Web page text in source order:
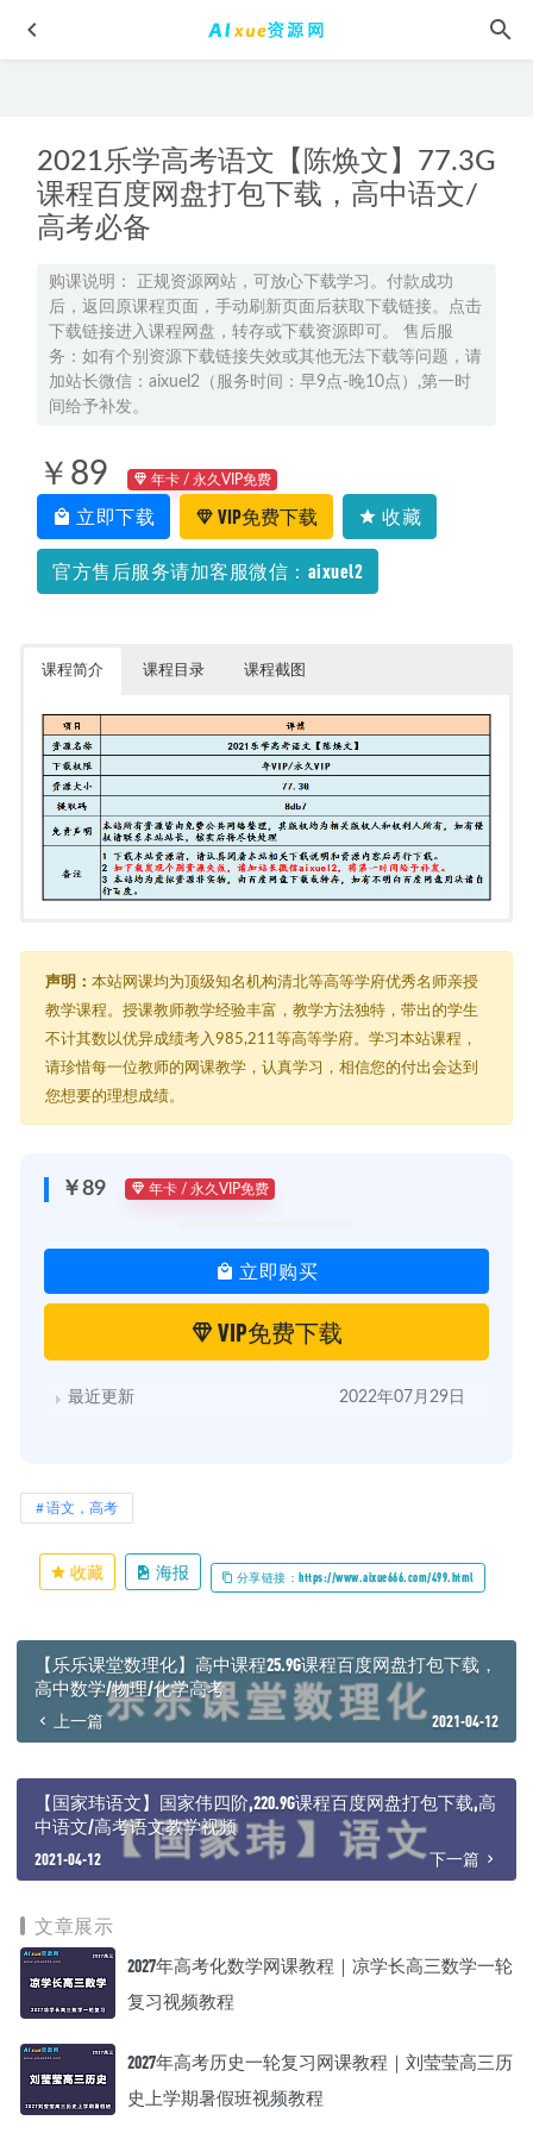
2021乐学高考语文【陈焕文】77.3G
课程百度网盘打包下载，高中语文/
高考必备
购课说明： 正规资源网站，可放心下载学习。付款成功
后，返回原课程页面，手动刷新页面后获取下载链接。点击
下载链接进入课程网盘，转存或下载资源即可。 售后服
务：如有个别资源下载链接失效或其他无法下载等问题，请
加站长微信：aixuel2（服务时间：早9点-晚10点）,第一时
间给予补发。
￥89 年卡 / 永久VIP免费
立即下载 VIP免费下载 收藏
官方售后服务请加客服微信：aixuel2
课程简介 课程目录 课程截图
┣━━2021高考语文【陈焕文】第二阶段 [47.9G]
┃ ┣━━讲义 [1.5M]
┃ ┃ ┣━━03.04新.pdf [404.6K]
┃ ┃ ┗━━05.06新.pdf [581.3K]
┃ ┣━━1读懂古诗词.mp4 [346.3M]
┃ ┣━━2读懂古诗词下深层信息把握新.mp4 [389.5M]
┃ ┣━━6词语运用2新.mp4 [898.1M]
┃ ┣━━7病句的分析与修改.mp4 [721.3M]
┃ ┣━━9标点图文仿写.mp4 [1.1G]
┃ ┣━━10标点图文仿写.mp4 [1.1G]
┃ ┣━━11语文期中.mp4 [1.4G]
┃ ┣━━12.wmv [817M]
┃ ┣━━13.mp4 [323.7M]
┃ ┣━━14 -1.mp4 [1.1G]
┃ ┣━━15.mp4 [6.7G]
┃ ┣━━18.mp4 [8.4G]
┃ ┣━━19.mp4 [7.7G]
┃ ┗━━21几个实用锦囊下.mp4 [522M]
┣━━2021高考语文【陈焕文】第三阶段 [8.7G]
┃ ┃ ┣━━2021语文第三阶段5~6.pdf [2M]
┃ ┃ ┣━━2021语文第三阶段5~6答案示例.pdf [1.1M]
┃ ┃ ┣━━2021语文第三阶段7~8.pdf [2.4M]
┃ ┃ ┣━━2021语文第三阶段9~10.pdf [2.2M]
┃ ┃ ┗━━更新必看.pdf [1.2M]
┃ ┣━━03论述及实用类文本选择实战突破上.mp4 [1.2G]
┃ ┣━━04.论述及实用类文本选择题实战突破（下）_.mp4 [224.5M]
┃ ┣━━05.论述及实用类文本易错点和重难点（上）_.mp4 [258.6M]
┃ ┣━━06.论述及实用类文本易错点和重难点（下）_.mp4 [365.7M]
┃ ┣━━08.小说阅读的易错点和重难点（下）.mp4 [457.6M]
┃ ┣━━09.散文及现代诗歌阅读的易错点和重难点（上）.mp4
┃ ┣━━10.散文及现代诗歌阅读的易错点和重难点（下）.mp4
[444.3M]
┃ ┣━━11.文言文阅读重点解题方法巩固.mp4 [1009.4M]
┃ ┣━━12.材料信息题审题推理训练（二）.mp4 [940.5M]
┃ ┗━━12.古诗词阅读的易错点和重难点.mp4 [572M]
声明： 本站网课均为顶级知名机构清北等高等学府优秀名师亲授
教学课程。授课教师教学经验丰富，教学方法独特，带出的学生
不计其数以优异成绩考入985,211等高等学府。学习本站课程，
请珍惜每一位教师的网课教学，认真学习，相信您的付出会达到
您想要的理想成绩。
￥89 年卡 / 永久VIP免费
立即购买
VIP免费下载
最近更新 2022年07月29日
语文，高考
收藏 海报 分享链接：https://www.aixue666.com/499.html
【乐乐课堂数理化】高中课程25.9G课程百度网盘打包下载，
高中数学/物理/化学高考
上一篇 2021-04-12
【国家玮语文】国家伟四阶,220.9G课程百度网盘打包下载,高
中语文/高考语文教学视频
2021-04-12 下一篇
文章展示
2027年高考化数学网课教程｜凉学长高三数学一轮
复习视频教程
2027年高考历史一轮复习网课教程｜刘莹莹高三历
史上学期暑假班视频教程
鬼谷子解局术教学课程,百度网盘资源打包下载 2021-08-01
2024高二物理寒春班网课教程 2024-07-05
2024高考木子高三化学二轮复习视频教程 2024-03-30
石雪峰初一语文阅读写作直播班网课资源下载 2022-12-04